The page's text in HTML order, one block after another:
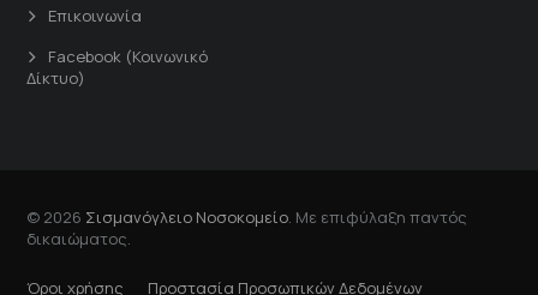
Επικοινωνία
Facebook (Κοινωνικό
Δίκτυο)
© 2026 Σισμανόγλειο Νοσοκομείο . Με επιφύλαξη παντός
δικαιώματος.
Όροι χρήσης Προστασία Προσωπικών Δεδομένων